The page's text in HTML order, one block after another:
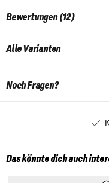
Bewertungen (12)
Alle Varianten
Noch Fragen?
Das könnte dich auch